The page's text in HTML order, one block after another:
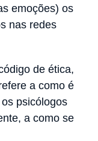
emoções) os
nas redes
de ética,
a como é
psicólogos
a como se